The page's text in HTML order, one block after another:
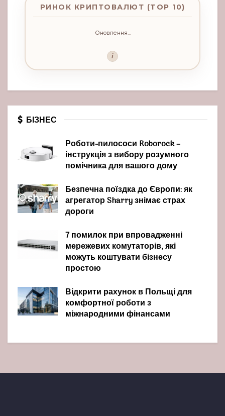
РИНОК КРИПТОВАЛЮТ (TOP 10)
Оновлення...
i
БІЗНЕС
Роботи-пилососи Roborock –
інструкція з вибору розумного
помічника для вашого дому
Безпечна поїздка до Європи: як
агрегатор Sharry знімає страх
дороги
7 помилок при впровадженні
мережевих комутаторів, які
можуть коштувати бізнесу
простою
Відкрити рахунок в Польщі для
комфортної роботи з
міжнародними фінансами